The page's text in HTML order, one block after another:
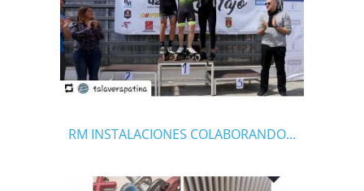
RM INSTALACIONES COLABORANDO...